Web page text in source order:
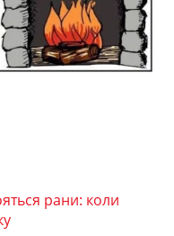
рани: коли